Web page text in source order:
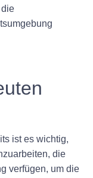
ist es wichtig,
die
verfügen, um die